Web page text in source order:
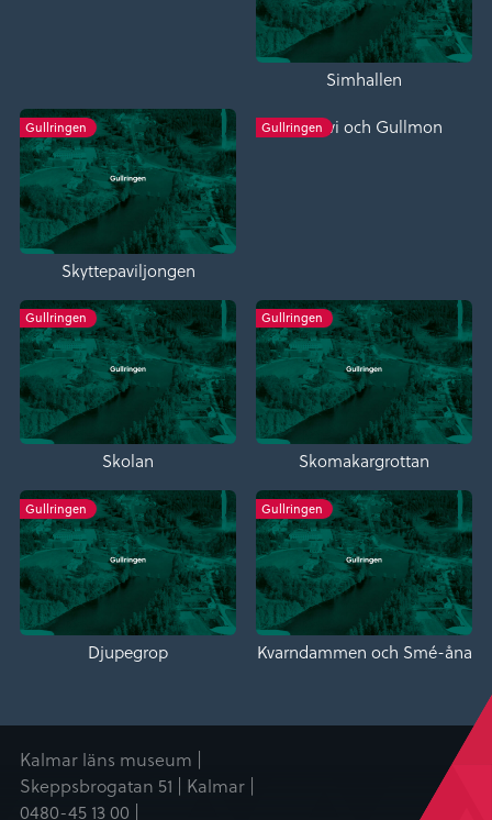
Simhallen
Gullringen
Skyttepaviljongen
Gullringen
Gullevi och Gullmon
Gullringen
Skolan
Gullringen
Skomakargrottan
Gullringen
Djupegrop
Gullringen
Kvarndammen och Smé-åna
Kalmar läns museum |
Skeppsbrogatan 51 | Kalmar |
0480-45 13 00 |